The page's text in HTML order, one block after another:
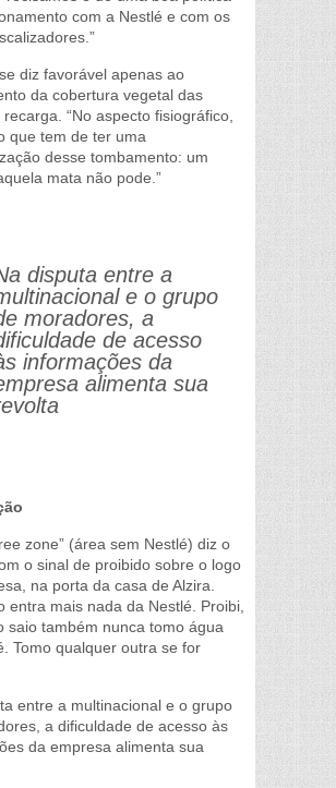
com a Nestlé e com os
diz favorável apenas ao
da cobertura vegetal das
“No aspecto fisiográfico,
que tem de ter uma
desse tombamento: um
mata não pode.”
disputa entre a
e o grupo
moradores, a
de acesso
informações da
alimenta sua
zone” (área sem Nestlé) diz o
o sinal de proibido sobre o logo
na porta da casa de Alzira.
entra mais nada da Nestlé. Proibi,
saio também nunca tomo água
Tomo qualquer outra se for
entre a multinacional e o grupo
a dificuldade de acesso às
da empresa alimenta sua